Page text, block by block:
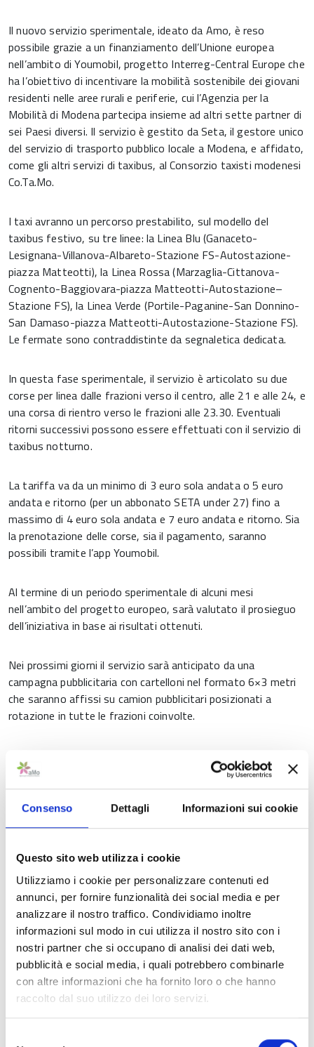
Consenso Dettagli Informazioni sui cookie
Questo sito web utilizza i cookie
Utilizziamo i cookie per personalizzare contenuti ed
annunci, per fornire funzionalità dei social media e per
analizzare il nostro traffico. Condividiamo inoltre
informazioni sul modo in cui utilizza il nostro sito con i
nostri partner che si occupano di analisi dei dati web,
pubblicità e social media, i quali potrebbero combinarle
con altre informazioni che ha fornito loro o che hanno
raccolto dal suo utilizzo dei loro servizi.
Il nuovo servizio sperimentale, ideato da Amo, è reso
possibile grazie a un finanziamento dell’Unione europea
nell’ambito di Youmobil, progetto Interreg-Central Europe che
ha l’obiettivo di incentivare la mobilità sostenibile dei giovani
residenti nelle aree rurali e periferie, cui l’Agenzia per la
Mobilità di Modena partecipa insieme ad altri sette partner di
sei Paesi diversi. Il servizio è gestito da Seta, il gestore unico
del servizio di trasporto pubblico locale a Modena, e affidato,
come gli altri servizi di taxibus, al Consorzio taxisti modenesi
Co.Ta.Mo.
I taxi avranno un percorso prestabilito, sul modello del
taxibus festivo, su tre linee: la Linea Blu (Ganaceto-
Lesignana-Villanova-Albareto-Stazione FS-Autostazione-
piazza Matteotti), la Linea Rossa (Marzaglia-Cittanova-
Cognento-Baggiovara-piazza Matteotti-Autostazione–
Stazione FS), la Linea Verde (Portile-Paganine-San Donnino-
San Damaso-piazza Matteotti-Autostazione-Stazione FS).
Le fermate sono contraddistinte da segnaletica dedicata.
In questa fase sperimentale, il servizio è articolato su due
corse per linea dalle frazioni verso il centro, alle 21 e alle 24, e
una corsa di rientro verso le frazioni alle 23.30. Eventuali
ritorni successivi possono essere effettuati con il servizio di
taxibus notturno.
La tariffa va da un minimo di 3 euro sola andata o 5 euro
andata e ritorno (per un abbonato SETA under 27) fino a
massimo di 4 euro sola andata e 7 euro andata e ritorno. Sia
la prenotazione delle corse, sia il pagamento, saranno
possibili tramite l’app Youmobil.
Al termine di un periodo sperimentale di alcuni mesi
nell’ambito del progetto europeo, sarà valutato il prosieguo
dell’iniziativa in base ai risultati ottenuti.
Nei prossimi giorni il servizio sarà anticipato da una
campagna pubblicitaria con cartelloni nel formato 6×3 metri
che saranno affissi su camion pubblicitari posizionati a
rotazione in tutte le frazioni coinvolte.
festivo: il taxibus notturno si differenziano dal primo in
quanto prevede esclusivamente la partenza da uno dei
quattro punti di prelievo presenti in città (piazza Matteotti,
della Stazione ferroviaria centrale di piazza Dante), non ha un
percorso predeterminato e le tariffe sono variabili a seconda
dell’area di destinazione e del numero di utenti che ne
usufruiscono; il taxibus festivo segue invece i percorsi delle
linee 5 e 10.
“Obiettivo della nuova mobilità è di rendere il possesso
dell’auto privata sempre meno necessario – sostiene
Amministratore Unico di aMo Andrea Burzacchini
anche nelle zone non urbane. Per questo il progetto pilota